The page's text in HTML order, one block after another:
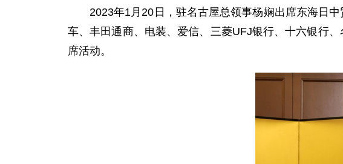
2023年1月20日，驻名古屋总领事杨娴出席东海日
车、丰田通商、电装、爱信、三菱UFJ银行、十六银行
席活动。